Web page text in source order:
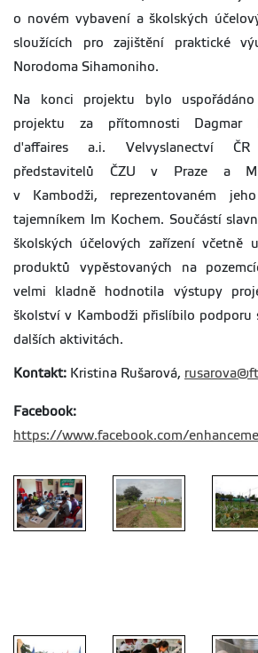
o novém vybavení a školských
sloužících pro zajištění praktické
Norodoma Sihamoniho.
Na konci projektu bylo
projektu za přítomnosti Dagmar
d'affaires a.i. Velvyslanectví
představitelů ČZU v Praze a
v Kambodži, reprezentovaném
tajemníkem Im Kochem. Součástí
školských účelových zařízení včetně
produktů vypěstovaných na
velmi kladně hodnotila výstupy
školství v Kambodži přislíbilo podporu
dalších aktivitách.
Kontakt: Kristina Rušarová,
Facebook:
https://www.facebook.com/